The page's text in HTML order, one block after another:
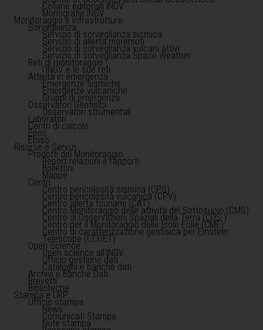
Collane editoriali INGV
Monografie INGV
Monitoraggio e infrastrutture
Sorveglianza
Servizio di sorveglianza sismica
Servizio di allerta maremoti
Servizio di sorveglianza vulcani attivi
Servizio di sorveglianza Space Weather
Reti di monitoraggio
l'INGV e le sue reti
Attività in emergenza
Emergenze sismiche
Emergenze vulcaniche
Gruppi di emergenza
Osservatori Geofisici
Osservatori strumentali
Laboratori
Centri di calcolo
Epos
Emso
Risorse e Servizi
Prodotti del Monitoraggio
Report relazioni e rapporti
Bollettini
Mappe
Centri
Centro pericolosità sismica (CPS)
Centro pericolosità vulcanica (CPV)
Centro allerta tsunami (CAT)
Centro Monitoraggio delle attività del Sottosuolo (CMS)
Centro di Osservazioni Spaziali della Terra (COS )
Centro per il Monitoraggio delle Isole Eolie (CME)
Centro di caratterizzazione geofisica per Einstein
Telescope (CCGET)
Open Science
Open science all'INGV
Ufficio gestione dati
Cataloghi e banche dati
Archivi e Banche Dati
Brevetti
Biblioteche
Stampa e URP
Ufficio stampa
News
Comunicati Stampa
Note stampa